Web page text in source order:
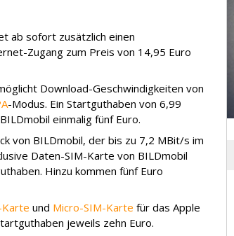
ab sofort zusätzlich einen
Zugang zum Preis von 14,95 Euro
Download-Geschwindigkeiten von
-Modus. Ein Startguthaben von 6,99
einmalig fünf Euro.
von BILDmobil, der bis zu 7,2 MBit/s im
Daten-SIM-Karte von BILDmobil
Hinzu kommen fünf Euro
Karte und Micro-SIM-Karte für das Apple
jeweils zehn Euro.